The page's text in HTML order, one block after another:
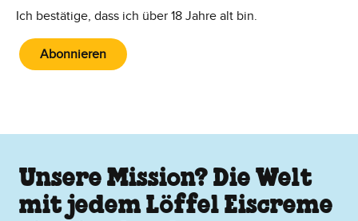
Ich bestätige, dass ich über 18 Jahre alt bin.
Abonnieren
Unsere Mission? Die Welt
mit jedem Löffel Eiscreme